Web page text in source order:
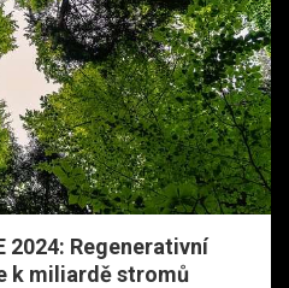
2024: Regenerativní
k miliardě stromů